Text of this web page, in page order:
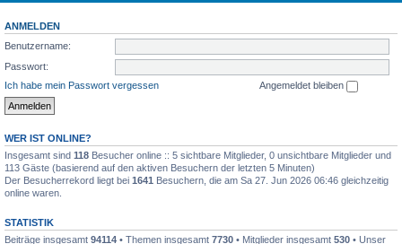
ANMELDEN
Benutzername:
Passwort:
Ich habe mein Passwort vergessen
Angemeldet bleiben
WER IST ONLINE?
Insgesamt sind 118 Besucher online :: 5 sichtbare Mitglieder, 0 unsichtbare Mitglieder und
113 Gäste (basierend auf den aktiven Besuchern der letzten 5 Minuten)
Der Besucherrekord liegt bei 1641 Besuchern, die am Sa 27. Jun 2026 06:46 gleichzeitig
online waren.
STATISTIK
Beiträge insgesamt 94114 • Themen insgesamt 7730 • Mitglieder insgesamt 530 • Unser